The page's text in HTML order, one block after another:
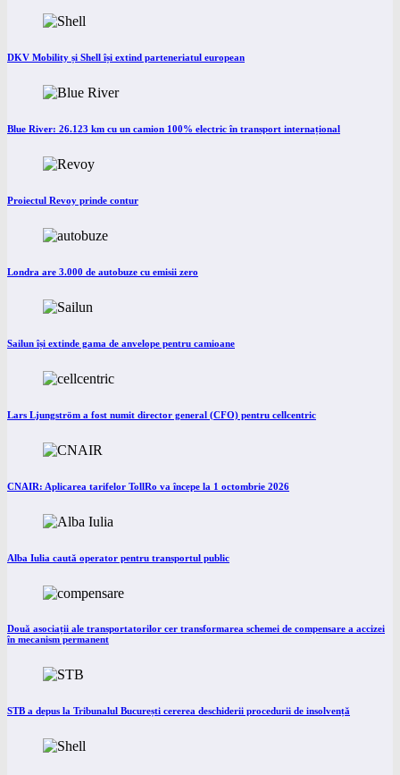
DKV Mobility și Shell își extind parteneriatul european
Blue River: 26.123 km cu un camion 100% electric în transport internațional
Proiectul Revoy prinde contur
Londra are 3.000 de autobuze cu emisii zero
Sailun își extinde gama de anvelope pentru camioane
Lars Ljungström a fost numit director general (CFO) pentru cellcentric
CNAIR: Aplicarea tarifelor TollRo va începe la 1 octombrie 2026
Alba Iulia caută operator pentru transportul public
Două asociații ale transportatorilor cer transformarea schemei de compensare a accizei
în mecanism permanent
STB a depus la Tribunalul București cererea deschiderii procedurii de insolvență